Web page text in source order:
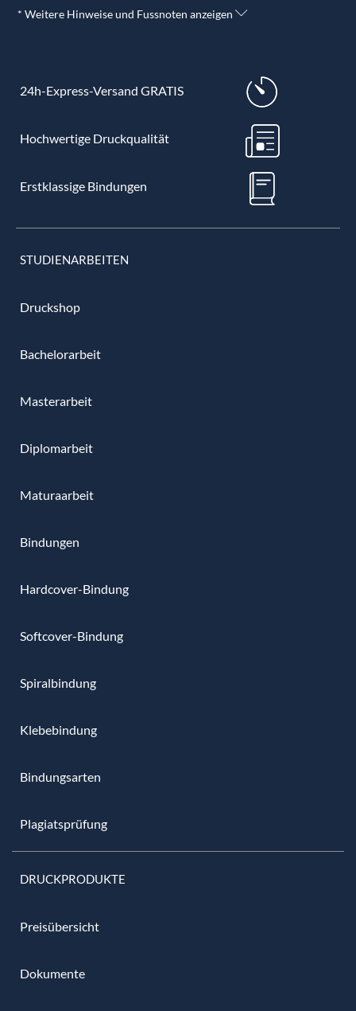
* Weitere Hinweise und Fussnoten anzeigen
24h-Express-Versand GRATIS
Hochwertige Druckqualität
Erstklassige Bindungen
STUDIENARBEITEN
Druckshop
Bachelorarbeit
Masterarbeit
Diplomarbeit
Maturaarbeit
Bindungen
Hardcover-Bindung
Softcover-Bindung
Spiralbindung
Klebebindung
Bindungsarten
Plagiatsprüfung
DRUCKPRODUKTE
Preisübersicht
Dokumente